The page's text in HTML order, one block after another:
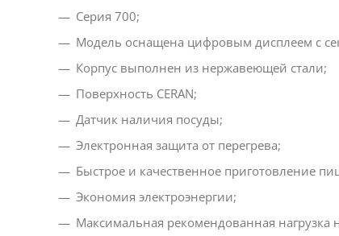
Серия 700;
Модель оснащена цифровым дисплеем с
Корпус выполнен из нержавеющей стали;
Поверхность CERAN;
Датчик наличия посуды;
Электронная защита от перегрева;
Быстрое и качественное приготовление
Экономия электроэнергии;
Максимальная рекомендованная нагрузка